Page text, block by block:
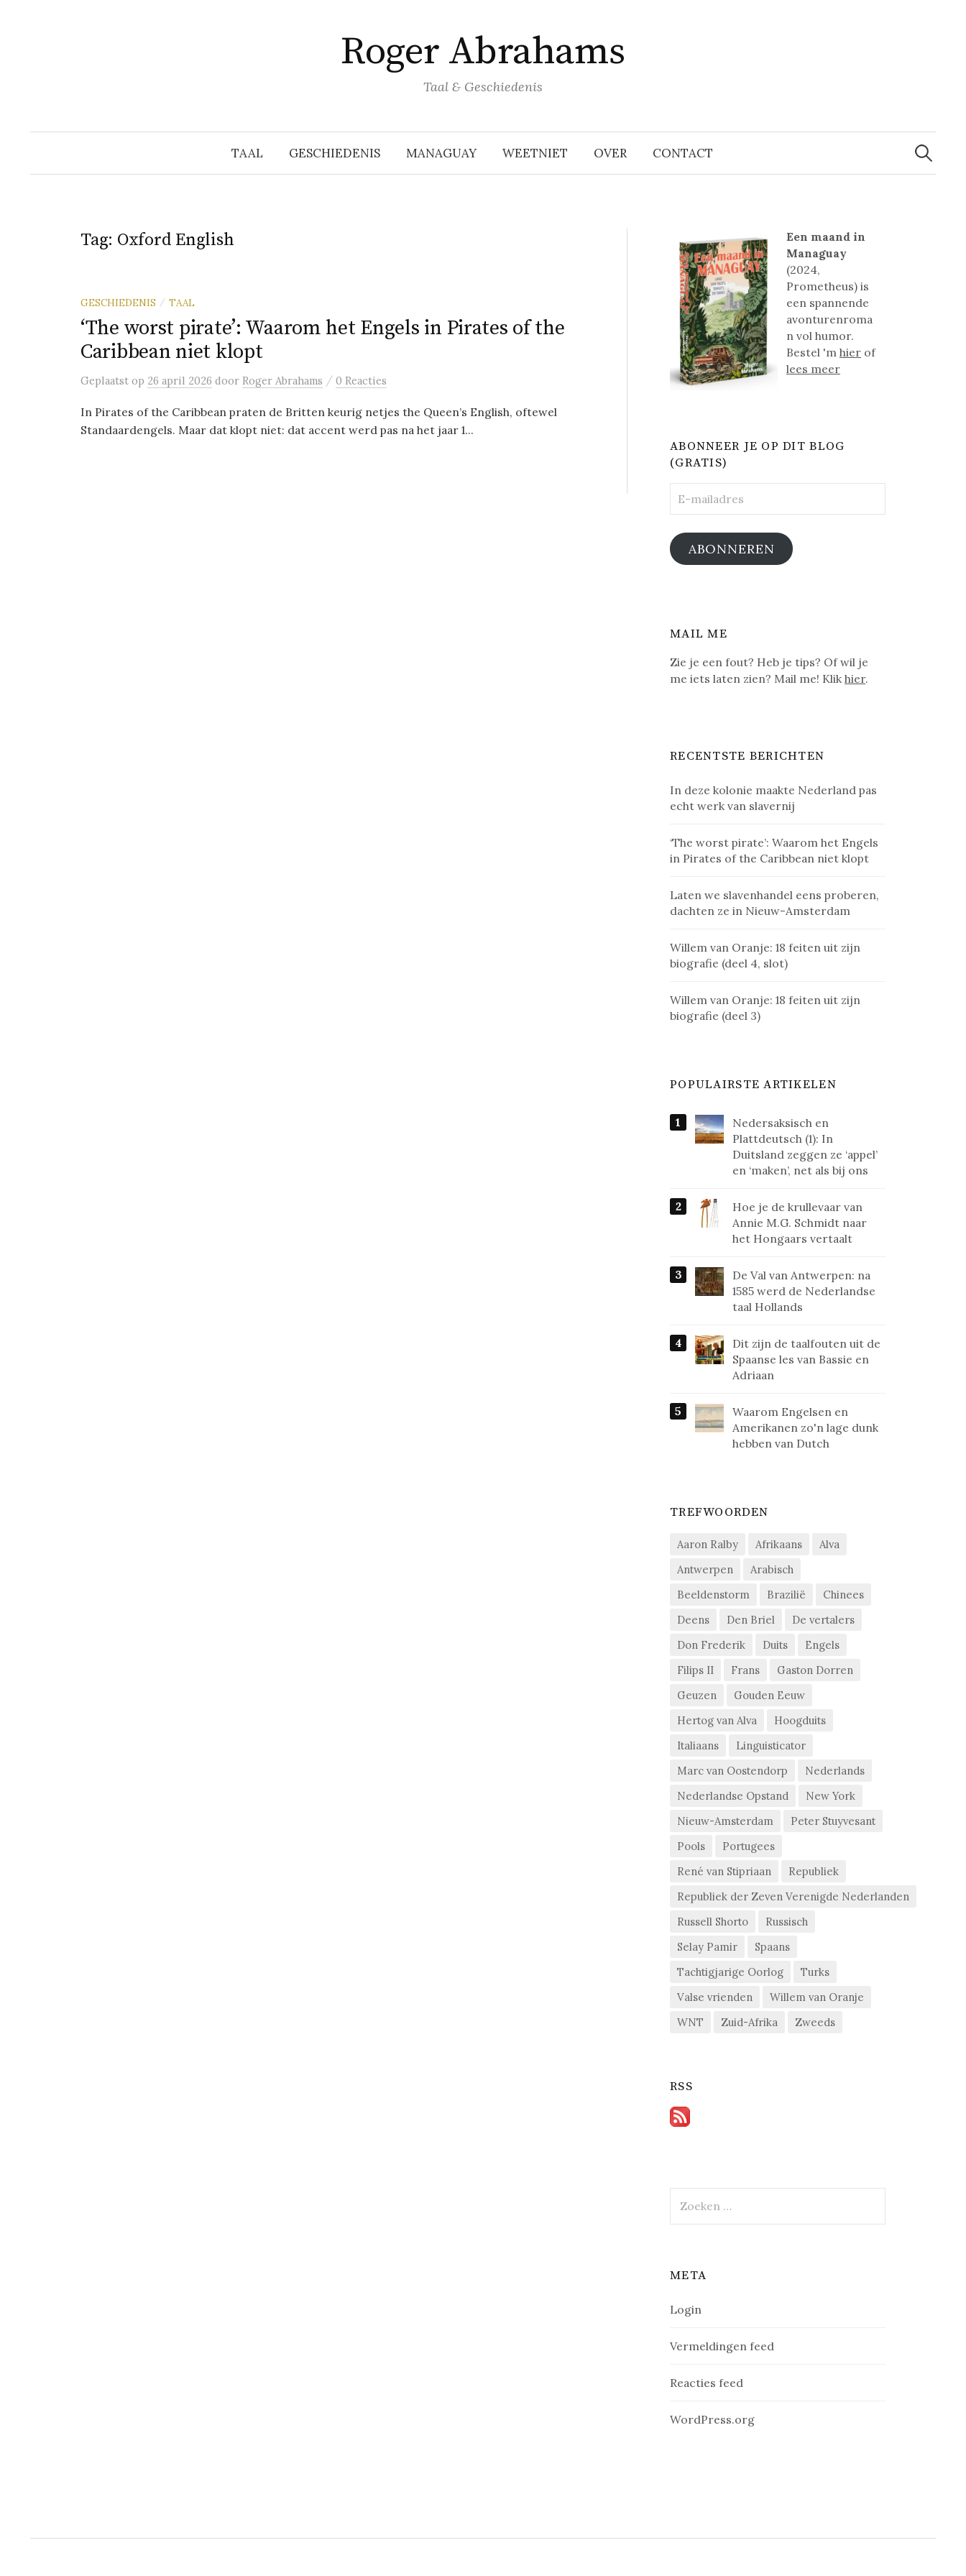
Roger Abrahams
Taal & Geschiedenis
TAAL GESCHIEDENIS MANAGUAY WEETNIET OVER CONTACT
Zoeken
naar:
Tag: Oxford English
GESCHIEDENIS / TAAL
‘The worst pirate’: Waarom het Engels in Pirates of the
Caribbean niet klopt
Geplaatst op 26 april 2026 door Roger Abrahams / 0 Reacties
In Pirates of the Caribbean praten de Britten keurig netjes the Queen’s English, oftewel
Standaardengels. Maar dat klopt niet: dat accent werd pas na het jaar 1...
Een maand in
Managuay
(2024,
Prometheus) is
een spannende
avonturenroma
n vol humor.
Bestel 'mhier of
lees meer
ABONNEER JE OP DIT BLOG
(GRATIS)
mailadres
ABONNEREN
MAIL ME
Zie je een fout? Heb je tips? Of wil je
me iets laten zien? Mail me! Klikhier.
RECENTSTE BERICHTEN
In deze kolonie maakte Nederland pas
echt werk van slavernij
‘The worst pirate’: Waarom het Engels
in Pirates of the Caribbean niet klopt
Laten we slavenhandel eens proberen,
dachten ze in Nieuw-Amsterdam
Willem van Oranje: 18 feiten uit zijn
biografie (deel 4, slot)
Willem van Oranje: 18 feiten uit zijn
biografie (deel 3)
POPULAIRSTE ARTIKELEN
Nedersaksisch en
Plattdeutsch (1): In
Duitsland zeggen ze ‘appel’
en ‘maken’, net als bij ons
Hoe je de krullevaar van
Annie M.G. Schmidt naar
het Hongaars vertaalt
De Val van Antwerpen: na
1585 werd de Nederlandse
taal Hollands
Dit zijn de taalfouten uit de
Spaanse les van Bassie en
Adriaan
Waarom Engelsen en
Amerikanen zo'n lage dunk
hebben van Dutch
TREFWOORDEN
Aaron Ralby Afrikaans
Alva
Antwerpen
Arabisch
Beeldenstorm
Brazilië
Chinees
Deens
Den Briel
De vertalers
Don Frederik
Duits
Engels
Filips II
Frans
Gaston Dorren
Geuzen
Gouden Eeuw
Hertog van Alva
Hoogduits
Italiaans
Linguisticator
Marc van Oostendorp
Nederlands
Nederlandse Opstand
New York
Nieuw-Amsterdam
Peter Stuyvesant
Pools
Portugees
René van Stipriaan
Republiek
Republiek der Zeven Verenigde Nederlanden
Russell Shorto
Russisch
Selay Pamir
Spaans
Tachtigjarige Oorlog
Turks
Valse vrienden
Willem van Oranje
WNT
Zuid-Afrika Zweeds
RSS
naar:
META
Login
Vermeldingen feed
Reacties feed
WordPress.org